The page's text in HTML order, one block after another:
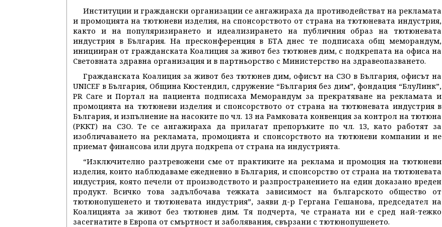
Институции и граждански организации се ангажираха да противодействат на рекламата
и промоцията на тютюневи изделия, на спонсорството от страна на тютюневата индустрия,
както и на популяризирането и идеализирането на публичния образ на тютюневата
индустрия в България. На пресконференция в БТА днес те подписаха общ меморандум,
иницииран от гражданската Коалиция за живот без тютюнев дим, с подкрепата на офиса на
Световната здравна организация и в партньорство с Министерство на здравеопазването.
Гражданската Коалиция за живот без тютюнев дим, офисът на СЗО в България, офисът на
UNICEF в България, Община Кюстендил, сдружение “България без дим”, фондация “БлуЛинк”,
PR Care и Портал на пациента подписаха Меморандум за прекратяване на рекламата и
промоцията на тютюневи изделия и спонсорството от страна на тютюневата индустрия в
България, и изпълнение на насоките по чл. 13 на Рамковата конвенция за контрол на тютюна
(РККТ) на СЗО. Те се ангажираха да прилагат препоръките по чл. 13, като работят за
изобличаването на рекламата, промоцията и спонсорството на тютюневи компании и не
приемат финансова или друга подкрепа от страна на индустрията.
“Изключително разтревожени сме от практиките на реклама и промоция на тютюневи
изделия, които наблюдаваме ежедневно в България, и спонсорство от страна на тютюневата
индустрия, която печели от производството и разпространението на един доказано вреден
продукт. Всичко това задълбочава тежката зависимост на българското общество от
тютюнопушенето и тютюневата индустрия”, заяви д-р Гергана Гешанова, председател на
Коалицията за живот без тютюнев дим. Тя подчерта, че страната ни е сред най-тежко
засегнатите в Европа от смъртност и заболявания, свързани с тютюнопушенето.